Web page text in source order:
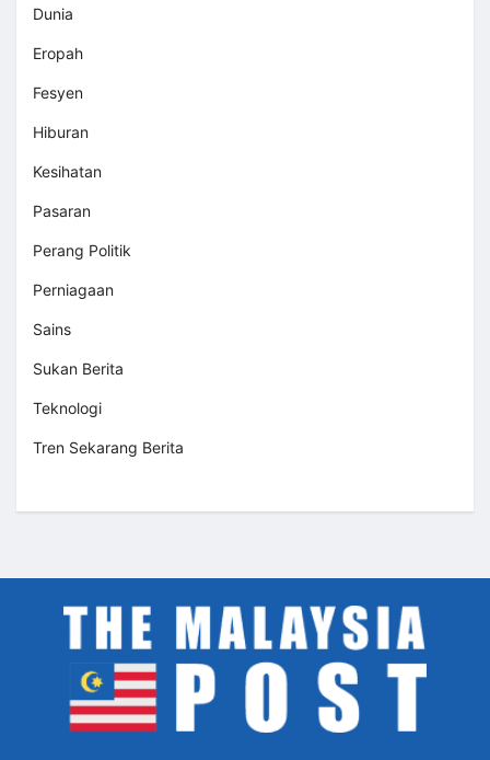
Dunia
Eropah
Fesyen
Hiburan
Kesihatan
Pasaran
Perang Politik
Perniagaan
Sains
Sukan Berita
Teknologi
Tren Sekarang Berita